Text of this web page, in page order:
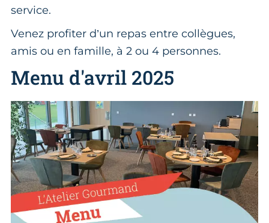
service.
Venez profiter d’un repas entre collègues,
amis ou en famille, à 2 ou 4 personnes.
Menu d'avril 2025